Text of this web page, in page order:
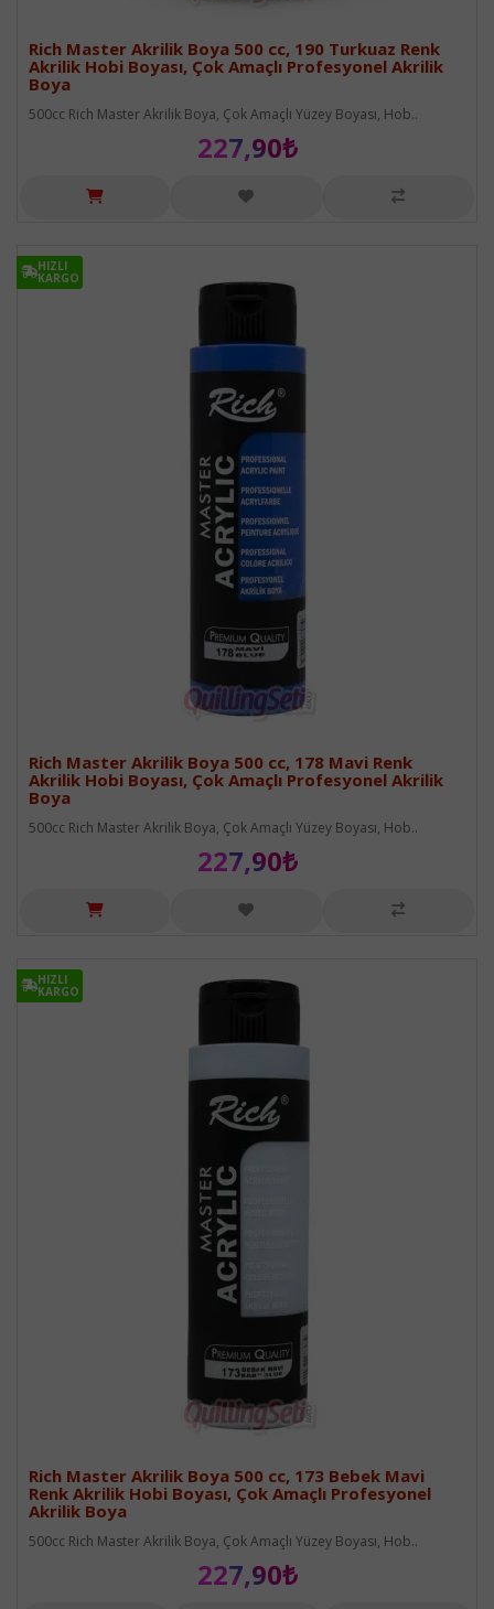
Rich Master Akrilik Boya 500 cc, 190 Turkuaz Renk
Akrilik Hobi Boyası, Çok Amaçlı Profesyonel Akrilik
Boya
500cc Rich Master Akrilik Boya, Çok Amaçlı Yüzey Boyası, Hob..
227,90₺
HIZLI
KARGO
HIZLI
KARGO
Rich Master Akrilik Boya 500 cc, 178 Mavi Renk
Akrilik Hobi Boyası, Çok Amaçlı Profesyonel Akrilik
Boya
500cc Rich Master Akrilik Boya, Çok Amaçlı Yüzey Boyası, Hob..
227,90₺
HIZLI
KARGO
HIZLI
KARGO
Rich Master Akrilik Boya 500 cc, 173 Bebek Mavi
Renk Akrilik Hobi Boyası, Çok Amaçlı Profesyonel
Akrilik Boya
500cc Rich Master Akrilik Boya, Çok Amaçlı Yüzey Boyası, Hob..
227,90₺